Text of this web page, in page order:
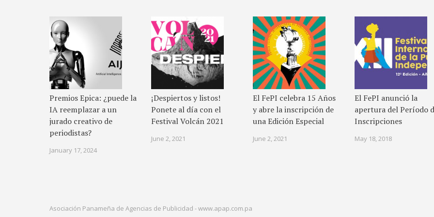
Premios Epica: ¿puede la
IA reemplazar a un
jurado creativo de
periodistas?
January 17, 2024
¡Despiertos y listos!
Ponete al día con el
Festival Volcán 2021
June 2, 2021
El FePI celebra 15 Años
y abre la inscripción de
una Edición Especial
June 2, 2021
El FePI anunció la
apertura del Período
Inscripciones
May 18, 2018
Asociación Panameña de Agencias de Publicidad -www.apap.com.pa